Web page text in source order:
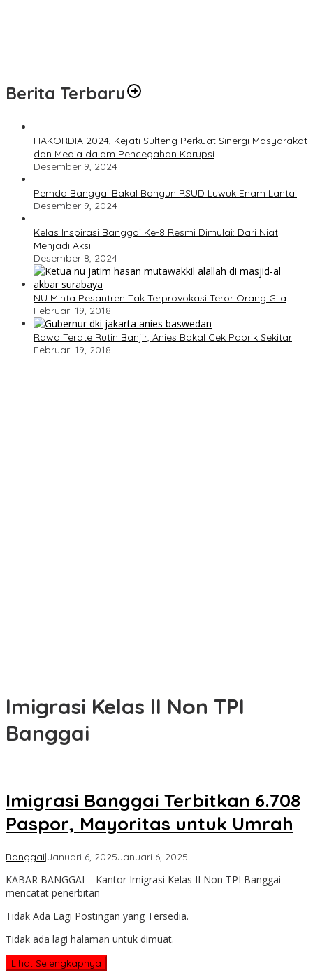
Berita Terbaru
HAKORDIA 2024, Kejati Sulteng Perkuat Sinergi Masyarakat
dan Media dalam Pencegahan Korupsi
Desember 9, 2024
Pemda Banggai Bakal Bangun RSUD Luwuk Enam Lantai
Desember 9, 2024
Kelas Inspirasi Banggai Ke-8 Resmi Dimulai: Dari Niat
Menjadi Aksi
Desember 8, 2024
NU Minta Pesantren Tak Terprovokasi Teror Orang Gila
Februari 19, 2018
Rawa Terate Rutin Banjir, Anies Bakal Cek Pabrik Sekitar
Februari 19, 2018
Imigrasi Kelas II Non TPI
Banggai
Imigrasi Banggai Terbitkan 6.708
Paspor, Mayoritas untuk Umrah
Banggai|Januari 6, 2025Januari 6, 2025
Kabar
KABAR BANGGAI – Kantor Imigrasi Kelas II Non TPI Banggai
mencatat penerbitan
Tidak Ada Lagi Postingan yang Tersedia.
Tidak ada lagi halaman untuk dimuat.
Lihat Selengkapnya